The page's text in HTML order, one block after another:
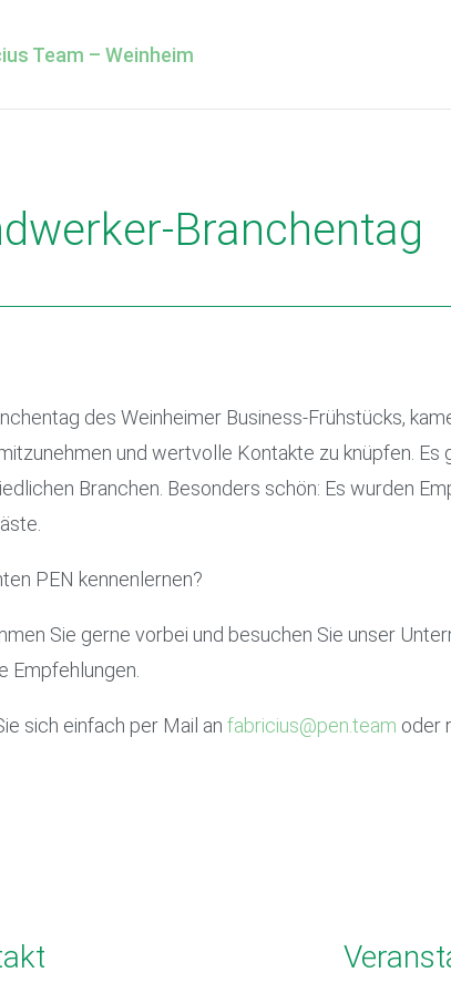
Branchentag
des Weinheimer Business-Frühstücks,
und wertvolle Kontakte zu knüpfen.
Branchen. Besonders schön: Es wurden
PEN kennenlernen?
Sie gerne vorbei und besuchen Sie unser
Empfehlungen.
sich einfach per Mail anfabricius@pen.team oder